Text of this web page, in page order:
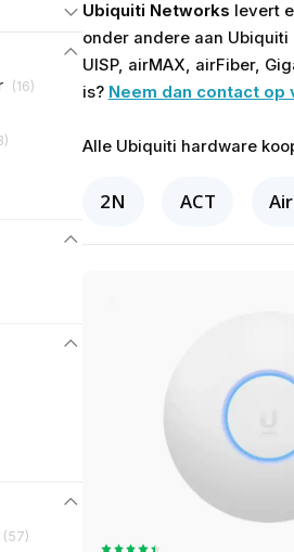
(16)
)
(57)
Ubiquiti Networks levert
onder andere aan
UISP, airMAX, airFiber,
is? Neem dan contact op
Alle Ubiquiti hardware
2N ACT